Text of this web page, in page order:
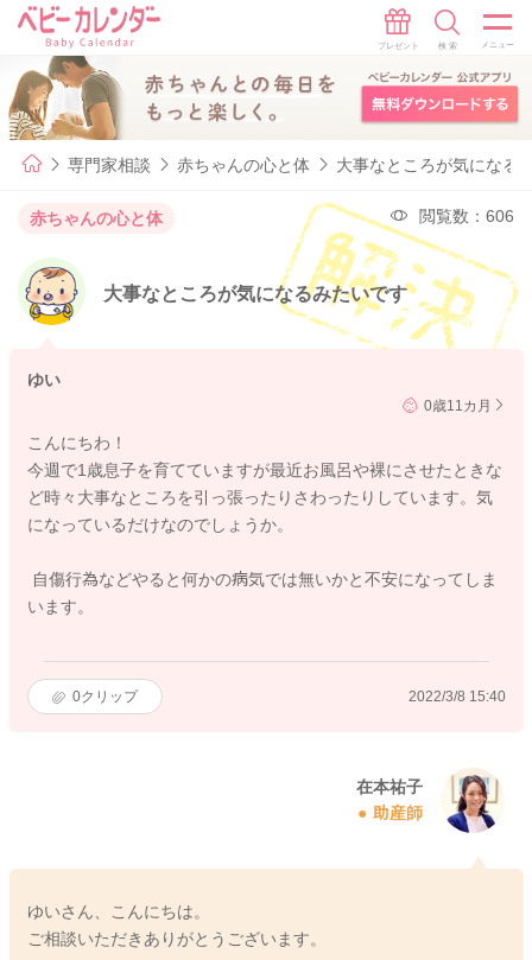
専門家相談 赤ちゃんの心と体 大事なところが気になる
赤ちゃんの心と体 閲覧数：606
大事なところが気になるみたいです
ゆい
0歳11カ月
こんにちわ！
今週で1歳息子を育てていますが最近お風呂や裸にさせたときな
ど時々大事なところを引っ張ったりさわったりしています。気
になっているだけなのでしょうか。
自傷行為などやると何かの病気では無いかと不安になってしま
います。
0クリップ 2022/3/8 15:40
在本祐子
助産師
ゆいさん、こんにちは。
ご相談いただきありがとうございます。